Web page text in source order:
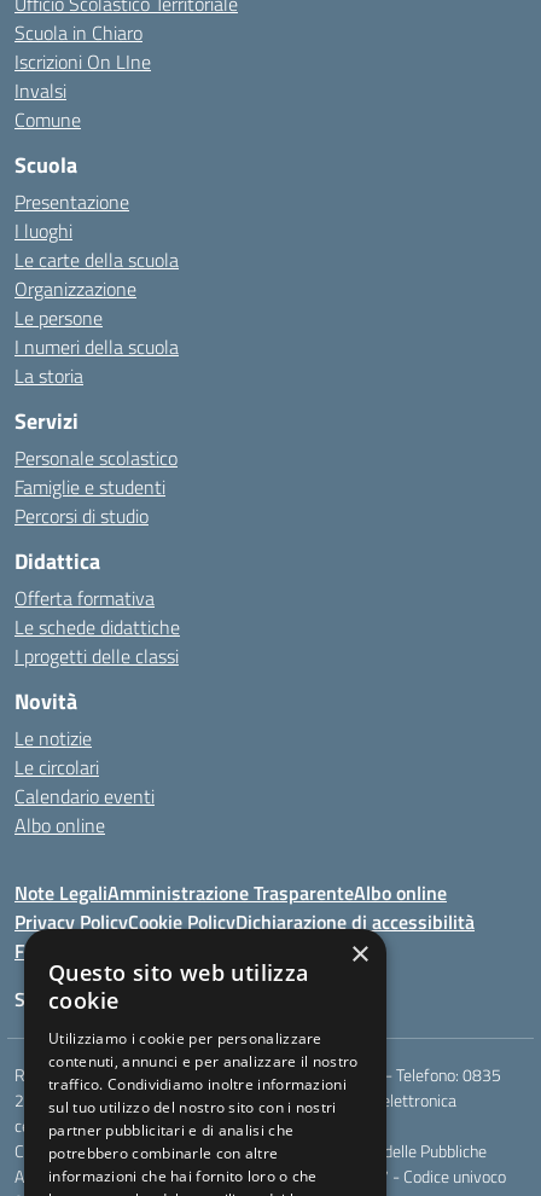
Scuola in Chiaro
Iscrizioni On LIne
Invalsi
Comune
Scuola
Presentazione
I luoghi
Le carte della scuola
Organizzazione
Le persone
I numeri della scuola
La storia
Servizi
Personale scolastico
Famiglie e studenti
Percorsi di studio
Didattica
Offerta formativa
Le schede didattiche
I progetti delle classi
Novità
Le notizie
Le circolari
Calendario eventi
Albo online
Note LegaliAmministrazione TrasparenteAlbo online
Privacy PolicyCookie PolicyDichiarazione di accessibilità
Feedback
Seguici su:
Rione Marco Polo, snc - 75024 Montescaglioso (MT) - Telefono:0835
207109- Email:mtic823003@istruzione.it- Posta elettronica
certificata (PEC):mtic823003@pec.istruzione.it
Codice meccanografico: MTIC823003 - Codice Indice delle Pubbliche
Amministrazioni (IPA): - Codice fiscale 93049170777 - Codice univoco
×
Questo sito web utilizza
cookie
Utilizziamo i cookie per personalizzare
contenuti, annunci e per analizzare il nostro
traffico. Condividiamo inoltre informazioni
sul tuo utilizzo del nostro sito con i nostri
partner pubblicitari e di analisi che
potrebbero combinarle con altre
informazioni che hai fornito loro o che